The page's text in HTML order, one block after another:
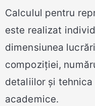
Calculul pentru
este realizat
dimensiunea
compoziției,
detaliilor și
academice.